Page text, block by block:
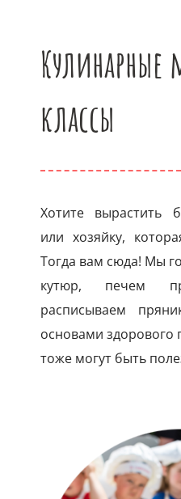
Кулинарные
классы
Хотите вырастить
или хозяйку,
Тогда вам сюда! Мы
кутюр, печем
расписываем
основами здорового
тоже могут быть